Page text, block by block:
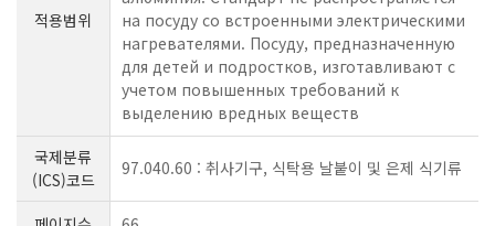
적용범위
на посуду со встроенными электрическими
нагревателями. Посуду, предназначенную
для детей и подростков, изготавливают с
учетом повышенных требований к
выделению вредных веществ
국제분류
(ICS)코드
97.040.60 : 취사기구, 식탁용 날붙이 및 은제 식기류